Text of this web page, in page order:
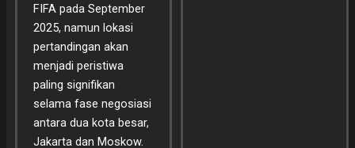
FIFA pada September
2025, namun lokasi
pertandingan akan
menjadi peristiwa
paling signifikan
selama fase negosiasi
antara dua kota besar,
Jakarta dan Moskow.